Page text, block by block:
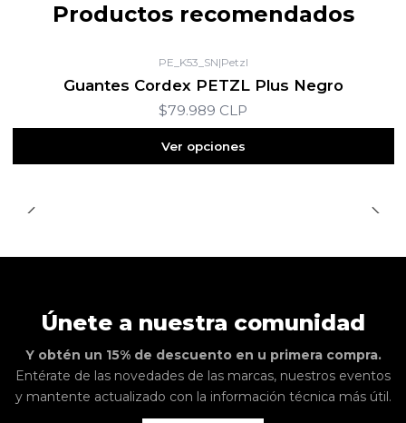
Productos recomendados
PE_K53_SN|Petzl
Guantes Cordex PETZL Plus Negro
$79.989 CLP
Ver opciones
Únete a nuestra comunidad
Y obtén un 15% de descuento en u primera compra.
Entérate de las novedades de las marcas, nuestros eventos
y mantente actualizado con la información técnica más útil.